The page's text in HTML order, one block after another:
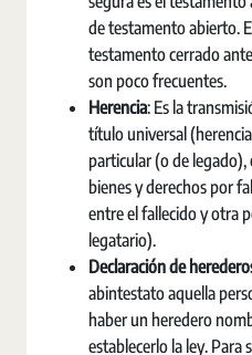
de testamento abierto.
testamento cerrado
son poco frecuentes.
Herencia: Es la
título universal
particular (o de legado),
bienes y derechos por
entre el fallecido y otra
legatario).
Declaración de
abintestato aquella
haber un heredero
establecerlo la ley.